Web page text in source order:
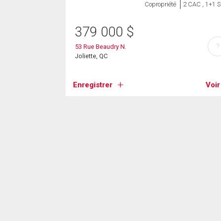
Copropriété 2 CAC , 1+1
379 000 $
53 Rue Beaudry N.
Joliette, QC
Enregistrer Voir
?